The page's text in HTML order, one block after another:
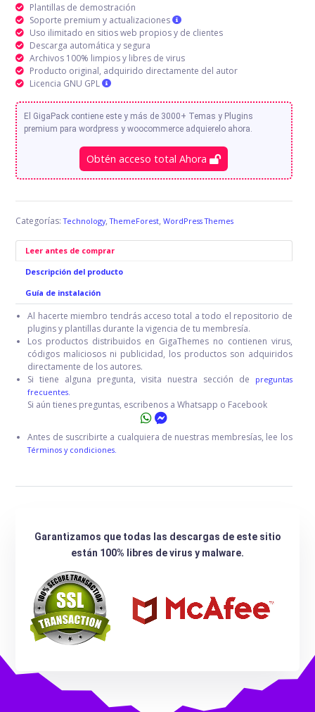
Plantillas de demostración
Soporte premium y actualizaciones
Uso ilimitado en sitios web propios y de clientes
Descarga automática y segura
Archivos 100% limpios y libres de virus
Producto original, adquirido directamente del autor
Licencia GNU GPL
El GigaPack contiene este y más de 3000+ Temas y Plugins
premium para wordpress y woocommerce adquierelo ahora.
Obtén acceso total Ahora
Categorías:Technology,ThemeForest,WordPress Themes
Leer antes de comprar
Descripción del producto
Guía de instalación
Al hacerte miembro tendrás acceso total a todo el repositorio de
plugins y plantillas durante la vigencia de tu membresía.
Los productos distribuidos en GigaThemes no contienen virus,
códigos maliciosos ni publicidad, los productos son adquiridos
directamente de los autores.
Si tiene alguna pregunta, visita nuestra sección de
preguntas
frecuentes.
Si aún tienes preguntas, escribenos a Whatsapp o Facebook
Antes de suscribirte a cualquiera de nuestras membresías, lee los
Términos y condiciones.
Garantizamos que todas las descargas de este sitio
están 100% libres de virus y malware.